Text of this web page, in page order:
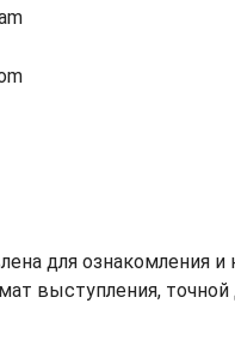
для ознакомления и
выступления,